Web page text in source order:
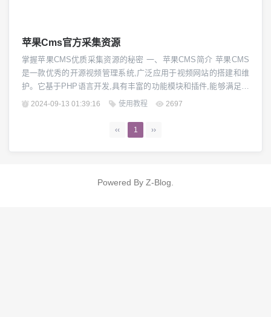
苹果Cms官方采集资源
掌握苹果CMS优质采集资源的秘密 一、苹果CMS简介 苹果CMS
是一款优秀的开源视频管理系统,广泛应用于视频网站的搭建和维
护。它基于PHP语言开发,具有丰富的功能模块和插件,能够满足各
种网站的个性化需求。作为一个功能强大且免费的内容管理系统,
苹果CMS官方资源库概览 苹果CMS官方资源库是苹果CMS开发
2024-09-13 01:39:16 使用教程 2697
‹‹ 1 ››
Powered By Z-Blog